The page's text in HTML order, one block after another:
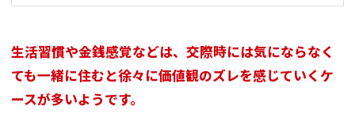
生活習慣や金銭感覚などは、交際時には気にならなく
ても一緒に住むと徐々に価値観のズレを感じていくケ
ースが多いようです。